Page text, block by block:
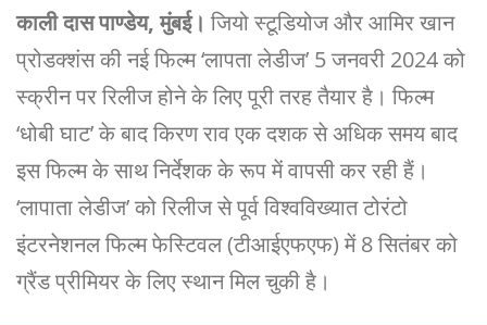
काली दास पाण्डेय, मुंबई।जियो स्टूडियोज और आमिर खान
प्रोडक्शंस की नई फिल्म ‘लापता लेडीज’ 5 जनवरी 2024 को
स्क्रीन पर रिलीज होने के लिए पूरी तरह तैयार है। फिल्म
‘धोबी घाट’ के बाद किरण राव एक दशक से अधिक समय बाद
इस फिल्म के साथ निर्देशक के रूप में वापसी कर रही हैं।
‘लापाता लेडीज’ को रिलीज से पूर्व विश्वविख्यात टोरंटो
इंटरनेशनल फिल्म फेस्टिवल (टीआईएफएफ) में 8 सितंबर को
ग्रैंड प्रीमियर के लिए स्थान मिल चुकी है।